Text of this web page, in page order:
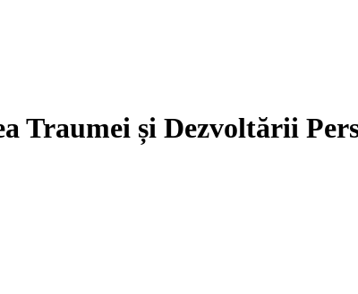
Traumei și Dezvoltării